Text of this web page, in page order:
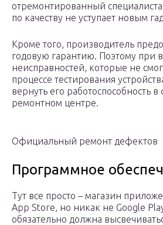
отремонтированный
по качеству не уступает новым
Кроме того, производитель
годовую гарантию. Поэтому при
неисправностей, которые не
процессе тестирования
вернуть его работоспособность
ремонтном центре.
Официальный ремонт дефектов
Программное
Тут все просто – магазин
App Store, но никак не Google
обязательно должна